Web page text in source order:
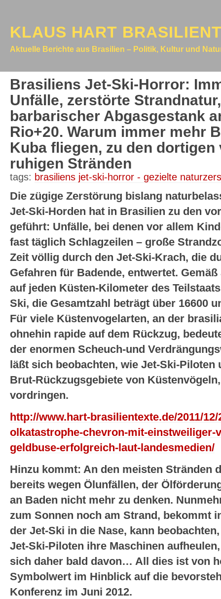
KLAUS HART
Aktuelle Berichte aus Brasilien – Politik, Kultur und
Brasiliens Jet-Ski-Horror:
Unfälle, zerstörte
barbarischer Abgasgestank
Rio+20. Warum immer mehr
Kuba fliegen, zu den dortigen
ruhigen Stränden
tags: brasiliens jet-ski-horror - gezielte
Die zügige Zerstörung bislang
Jet-Ski-Horden hat in Brasilien zu den
geführt: Unfälle, bei denen vor allem
fast täglich Schlagzeilen – große
Zeit völlig durch den Jet-Ski-Krach, die
Gefahren für Badende, entwertet.
auf jeden Küsten-Kilometer des
Ski, die Gesamtzahl beträgt über 16600
Für viele Küstenvogelarten, an der
ohnehin rapide auf dem Rückzug,
der enormen Scheuch-und
läßt sich beobachten, wie Jet-Ski-
Brut-Rückzugsgebiete von
vordringen.
http://www.hart-brasilientexte.de/2011/
olkatastrophe-chevron-mit-einstweiliger-
geldbuse-erfolgreich-laut-landesmedien/
Hinzu kommt: An den meisten Stränden
bereits wegen Ölunfällen, der
an Baden nicht mehr zu denken.
zum Sonnen noch am Strand, bekommt
der Jet-Ski in die Nase, kann
Jet-Ski-Piloten ihre Maschinen
sich daher bald davon… All dies ist von
Symbolwert im Hinblick auf die
Konferenz im Juni 2012.